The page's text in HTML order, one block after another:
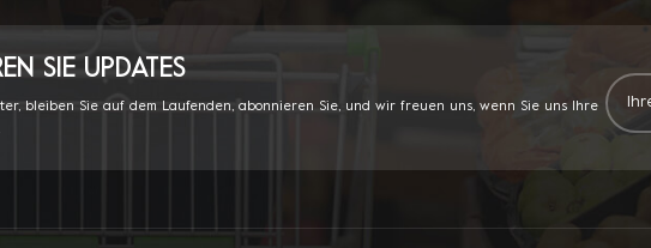
SIE UPDATES
bleiben Sie auf dem Laufenden, abonnieren Sie, und wir freuen uns, wenn Sie uns Ihre